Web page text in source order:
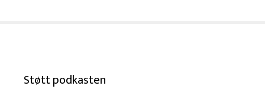
Støtt podkasten